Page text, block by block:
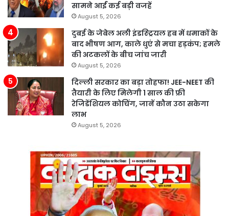
सामने आईं कई बड़ी वजहें
August 5, 2026
दुबई के जेबेल अली इंडस्ट्रियल हब में धमाकों के
बाद भीषण आग, काले धुएं से मचा हड़कंप; हमले
की अटकलों के बीच जांच जारी
August 5, 2026
दिल्ली सरकार का बड़ा तोहफा! JEE-NEET की
तैयारी के लिए मिलेगी 1 साल की फ्री
रेजिडेंशियल कोचिंग, जानें कौन उठा सकेगा
लाभ
August 5, 2026